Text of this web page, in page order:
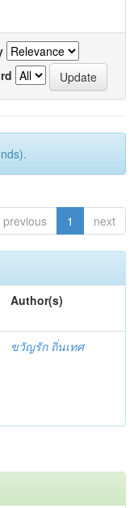
previous 1 next
Author(s)
ขวัญรัก ถิ่นเทศ